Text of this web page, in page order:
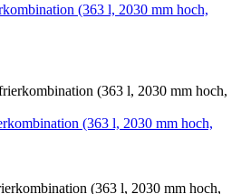
(363 l, 2030 mm hoch,
(363 l, 2030 mm hoch,